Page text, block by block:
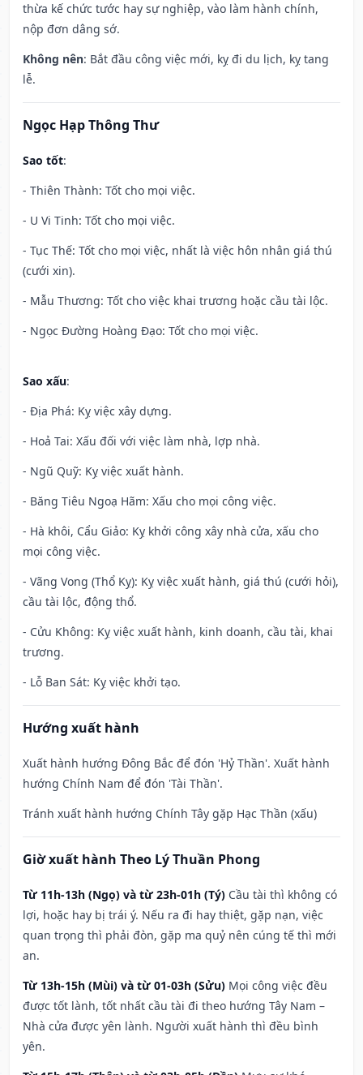
thừa kế chức tước hay sự nghiệp, vào làm hành chính,
nộp đơn dâng sớ.
Không nên: Bắt đầu công việc mới, kỵ đi du lịch, kỵ tang
lễ.
Ngọc Hạp Thông Thư
Sao tốt:
- Thiên Thành: Tốt cho mọi việc.
- U Vi Tinh: Tốt cho mọi việc.
- Tục Thế: Tốt cho mọi việc, nhất là việc hôn nhân giá thú
(cưới xin).
- Mẫu Thương: Tốt cho việc khai trương hoặc cầu tài lộc.
- Ngọc Đường Hoàng Đạo: Tốt cho mọi việc.
Sao xấu:
- Địa Phá: Kỵ việc xây dựng.
- Hoả Tai: Xấu đối với việc làm nhà, lợp nhà.
- Ngũ Quỹ: Kỵ việc xuất hành.
- Băng Tiêu Ngoạ Hãm: Xấu cho mọi công việc.
- Hà khôi, Cẩu Giảo: Kỵ khởi công xây nhà cửa, xấu cho
mọi công việc.
- Vãng Vong (Thổ Kỵ): Kỵ việc xuất hành, giá thú (cưới hỏi),
cầu tài lộc, động thổ.
- Cửu Không: Kỵ việc xuất hành, kinh doanh, cầu tài, khai
trương.
- Lỗ Ban Sát: Kỵ việc khởi tạo.
Hướng xuất hành
Xuất hành hướng Đông Bắc để đón 'Hỷ Thần'. Xuất hành
hướng Chính Nam để đón 'Tài Thần'.
Tránh xuất hành hướng Chính Tây gặp Hạc Thần (xấu)
Giờ xuất hành Theo Lý Thuần Phong
Từ 11h-13h (Ngọ) và từ 23h-01h (Tý) Cầu tài thì không có
lợi, hoặc hay bị trái ý. Nếu ra đi hay thiệt, gặp nạn, việc
quan trọng thì phải đòn, gặp ma quỷ nên cúng tế thì mới
an.
Từ 13h-15h (Mùi) và từ 01-03h (Sửu) Mọi công việc đều
được tốt lành, tốt nhất cầu tài đi theo hướng Tây Nam –
Nhà cửa được yên lành. Người xuất hành thì đều bình
yên.